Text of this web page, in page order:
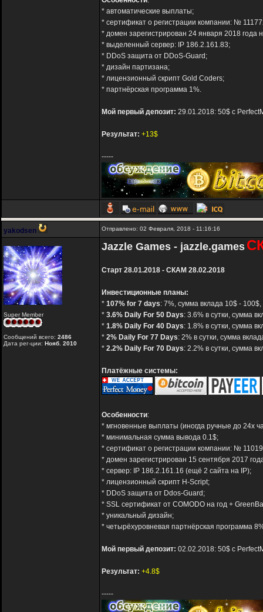
* автоматические выплаты;
* сертификат о регистрации компании: №
* домен зарегистрирован 24 января 2018 года
* выделенный сервер: IP 186.2.161.83;
* DDoS защита от DDoS-Guard;
* дизайн партизана;
* лицензионный скрипт Gold Coders;
* партнёрская программа 1%.
Мой первый депозит: 29.01.2018: 50$ с
Результат: +13$
-----
yakodsen Отправлено: 02 Февраля, 2018 - 11:16:16
Super Member
Сообщений всего: 2486
Дата рег-ции: Нояб. 2010
Jazzle Games - jazzle.games
Старт 28.01.2018 - СКАМ 28.02.2018
Инвестиционные планы:
* 107% for 7 days: 7%, сумма вклада 10$ -
* 3.6% Daily For 50 Days: 3.6% в сутки, сумма
* 1.8% Daily For 40 Days: 1.8% в сутки, сумма
* 2% Daily For 77 Days: 2% в сутки, сумма
* 2.2% Daily For 70 Days: 2.2% в сутки, сумма
Платёжные системы:
Особенности:
* мгновенные выплаты (иногда ручные до 24х
* минимальная сумма вывода 0.1$;
* сертификат о регистрации компании: №
* домен зарегистрирован 15 сентября 2017
* сервер: IP 186.2.161.16 (ещё 2 сайта на IP);
* лицензионный скрипт H-Script;
* DDoS защита от Ddos-Guard;
* SSL сертификат от COMODO на год +
* уникальный дизайн;
* четырёхуровневая партнёрская программа
Мой первый депозит: 02.02.2018: 50$ с
Результат: +4.8$
-----